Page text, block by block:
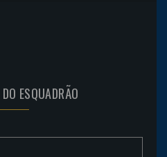
ESQUADRÃO